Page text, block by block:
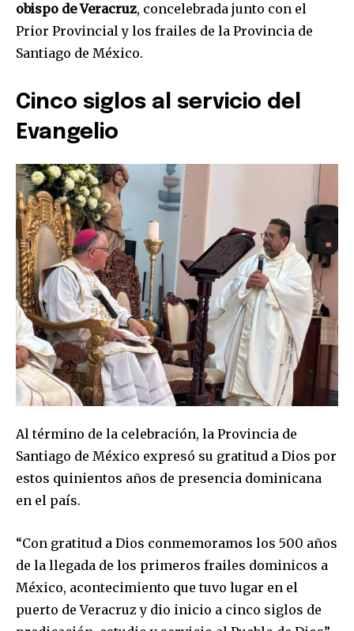
obispo de Veracruz, concelebrada junto con el
Prior Provincial y los frailes de la Provincia de
Santiago de México.
Cinco siglos al servicio del
Evangelio
Al término de la celebración, la Provincia de
Santiago de México expresó su gratitud a Dios por
estos quinientos años de presencia dominicana
en el país.
“Con gratitud a Dios conmemoramos los 500 años
de la llegada de los primeros frailes dominicos a
México, acontecimiento que tuvo lugar en el
puerto de Veracruz y dio inicio a cinco siglos de